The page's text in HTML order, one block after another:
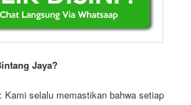
Jaya?
: Kami selalu memastikan bahwa setiap